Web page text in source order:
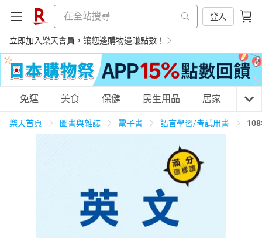
登入
立即加入樂天會員，讓您邊購物邊賺點數！
購物網分類
養生保健
3C家電 運動休閒
免運 美食 保健 民生用品 居家 3C
樂天首頁 圖書與雜誌 電子書 語言學習/考試用書